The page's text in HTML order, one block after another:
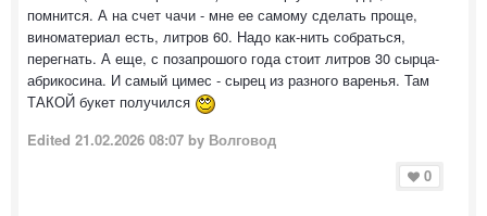
помнится. А на счет чачи - мне ее самому сделать проще,
виноматериал есть, литров 60. Надо как-нить собраться,
перегнать. А еще, с позапрошого года стоит литров 30 сырца-
абрикосина. И самый цимес - сырец из разного варенья. Там
ТАКОЙ букет получился
Edited 21.02.2026 08:07 by Волговод
0